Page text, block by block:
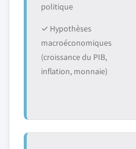
politique
✓ Hypothèses
macroéconomiques
(croissance du PIB,
inflation, monnaie)